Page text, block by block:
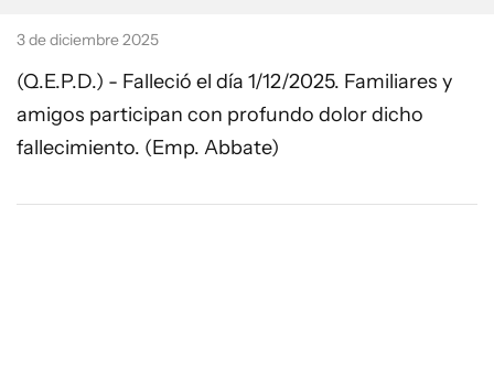
3 de diciembre 2025
(Q.E.P.D.) - Falleció el día 1/12/2025. Familiares y
amigos participan con profundo dolor dicho
fallecimiento. (Emp. Abbate)